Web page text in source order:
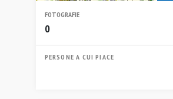
FOTOGRAFIE
0
PERSONE A CUI PIACE